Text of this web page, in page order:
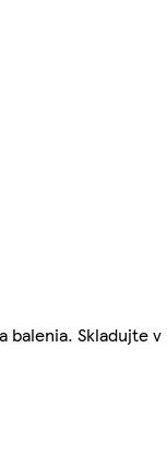
balenia. Skladujte v